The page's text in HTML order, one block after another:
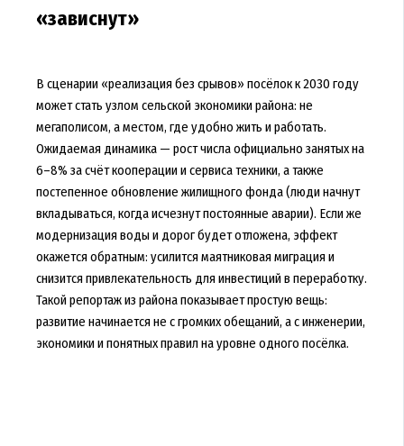
«зависнут»
В сценарии «реализация без срывов» посёлок к 2030 году
может стать узлом сельской экономики района: не
мегаполисом, а местом, где удобно жить и работать.
Ожидаемая динамика — рост числа официально занятых на
6–8% за счёт кооперации и сервиса техники, а также
постепенное обновление жилищного фонда (люди начнут
вкладываться, когда исчезнут постоянные аварии). Если же
модернизация воды и дорог будет отложена, эффект
окажется обратным: усилится маятниковая миграция и
снизится привлекательность для инвестиций в переработку.
Такой репортаж из района показывает простую вещь:
развитие начинается не с громких обещаний, а с инженерии,
экономики и понятных правил на уровне одного посёлка.